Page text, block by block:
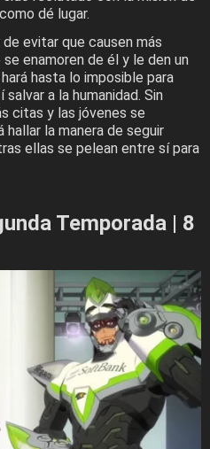
dé lugar.
evitar que causen más
enamoren de él y le den un
hasta lo imposible para
a la humanidad. Sin
citas y las jóvenes se
hallar la manera de seguir
ellas se pelean entre sí para
Temporada | 8